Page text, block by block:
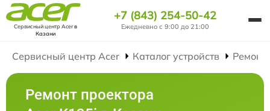
Сервисный центр Acerв
Казани
+7 (843) 254-50-42
Ежедневно с 9:00 до 21:00
Сервисный центр Acer Каталог устройств Ремонт
Ремонт проектора